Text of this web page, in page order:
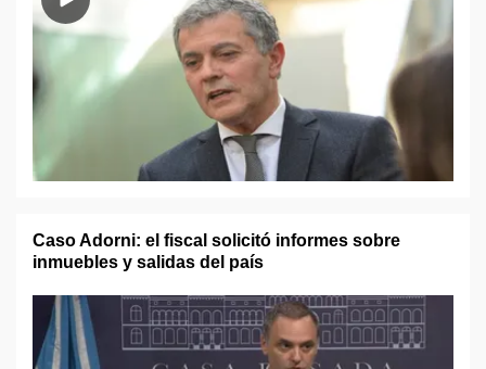
Caso Adorni: el fiscal solicitó informes sobre
inmuebles y salidas del país